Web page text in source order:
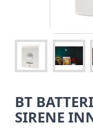
BT
SIRENE